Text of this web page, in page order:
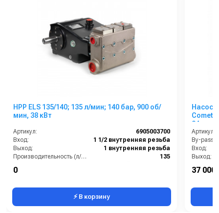
HPP ELS 135/140; 135 л/мин; 140 бар, 900 об/
мин, 38 кВт
Артикул:
6905003700
Вход:
1 1/2 внутренняя резьба
Выход:
1 внутренняя резьба
Производительность (л/мин):
135
Вес, кг:
0
⚡ В корзину
Насос
Comet
24 мм
Артикул:
By-pass:
Вход:
Выход:
37 000